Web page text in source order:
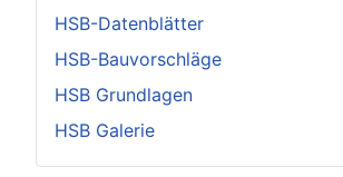
HSB-Datenblätter
HSB-Bauvorschläge
HSB Grundlagen
HSB Galerie